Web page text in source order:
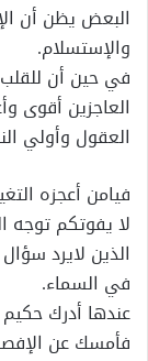
البعض يظن أن
والإستسلام.
في حين أن للقلب
العاجزين أقوى
العقول وأولي
فيامن أعجزه
لا يفوتكم توجه
الذين لايرد
في السماء.
عندها أدرك حكيم
فأمسك عن